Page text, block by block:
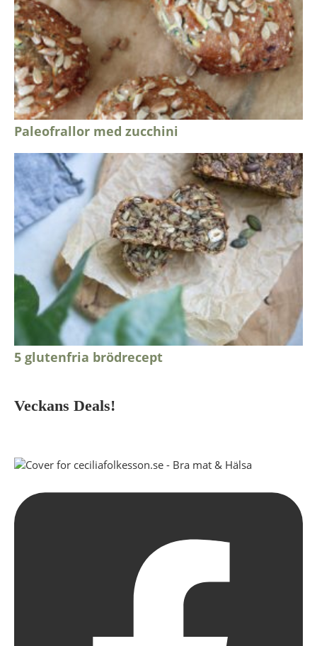
Paleofrallor med zucchini
5 glutenfria brödrecept
Veckans Deals!